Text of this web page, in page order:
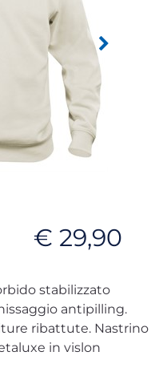
€ 29,90
stabilizzato
antipilling.
ribattute. Nastrino
in vislon